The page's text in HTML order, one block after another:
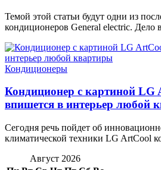
Темой этой статьи будут одни из
кондиционеров General electric. Дело
Кондиционеры
Кондиционер с картиной LG
впишется в интерьер любой
Сегодня речь пойдет об
климатической техники LG ArtCool
Август 2026